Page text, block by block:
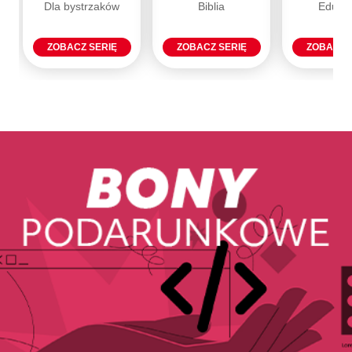
Dla bystrzaków
ZOBACZ SERIĘ
Biblia
ZOBACZ SERIĘ ZOBACZ